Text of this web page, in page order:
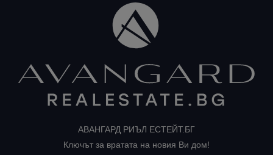
АВАНГАРД РИЪЛ ЕСТЕЙТ.БГ
Ключът за вратата на новия Ви дом!